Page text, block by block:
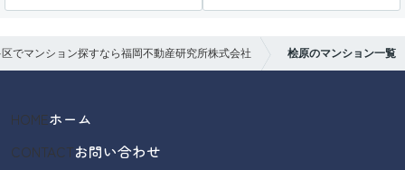
でマンション探すなら福岡不動産研究所株式会社 桧原のマンション一覧
HOMEホーム
CONTACTお問い合わせ